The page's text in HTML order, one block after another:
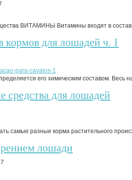
ВИТАМИНЫ Витамины входят в
для лошадей ч. 1
его химическим составом.
средства для лошадей
самые разные корма растительного
лошади